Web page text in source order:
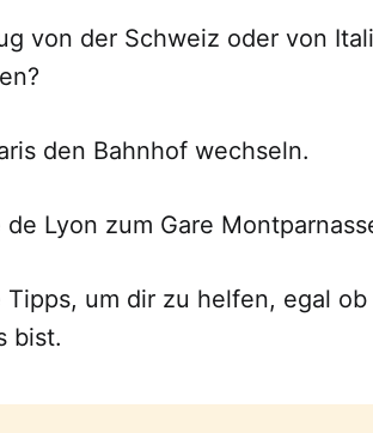
von der Schweiz oder von
den Bahnhof wechseln.
Lyon zum Gare
Tipps, um dir zu helfen, egal
bist.